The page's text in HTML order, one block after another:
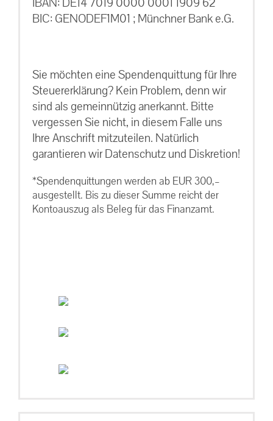
BIC: GENODEF1M01 ; Münchner Bank e.G.
Sie möchten eine Spendenquittung für Ihre
Steuererklärung? Kein Problem, denn wir
sind als gemeinnützig anerkannt. Bitte
vergessen Sie nicht, in diesem Falle uns
Ihre Anschrift mitzuteilen. Natürlich
garantieren wir Datenschutz und Diskretion!
*Spendenquittungen werden ab EUR 300,–
ausgestellt. Bis zu dieser Summe reicht der
Kontoauszug als Beleg für das Finanzamt.